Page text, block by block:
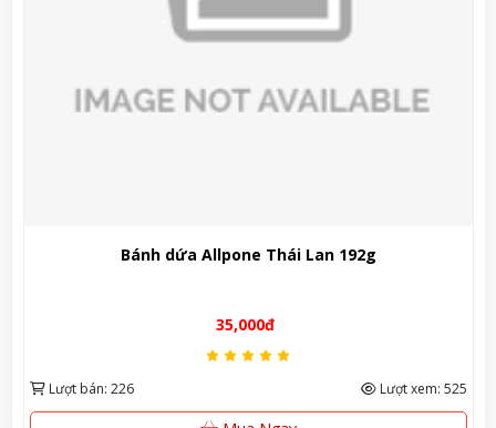
Bánh dứa Allpone Thái Lan 192g
Lượt xem: 525 Lượt bán: